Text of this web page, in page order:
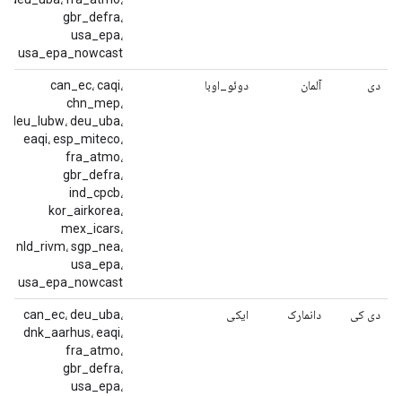
gbr_defra،
usa_epa،
usa_epa_nowcast
دی آلمان دوئو_اوبا
can_ec، caqi،
chn_mep،
deu_lubw، deu_uba،
eaqi، esp_miteco،
fra_atmo،
gbr_defra،
ind_cpcb،
kor_airkorea،
mex_icars،
nld_rivm، sgp_nea،
usa_epa،
usa_epa_nowcast
دی کی دانمارک ایکی
can_ec، deu_uba،
dnk_aarhus، eaqi،
fra_atmo،
gbr_defra،
usa_epa،